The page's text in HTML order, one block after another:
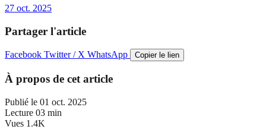
27 oct. 2025
Partager l'article
Facebook Twitter / X WhatsApp Copier le lien
À propos de cet article
Publié le 01 oct. 2025
Lecture 03 min
Vues 1.4K